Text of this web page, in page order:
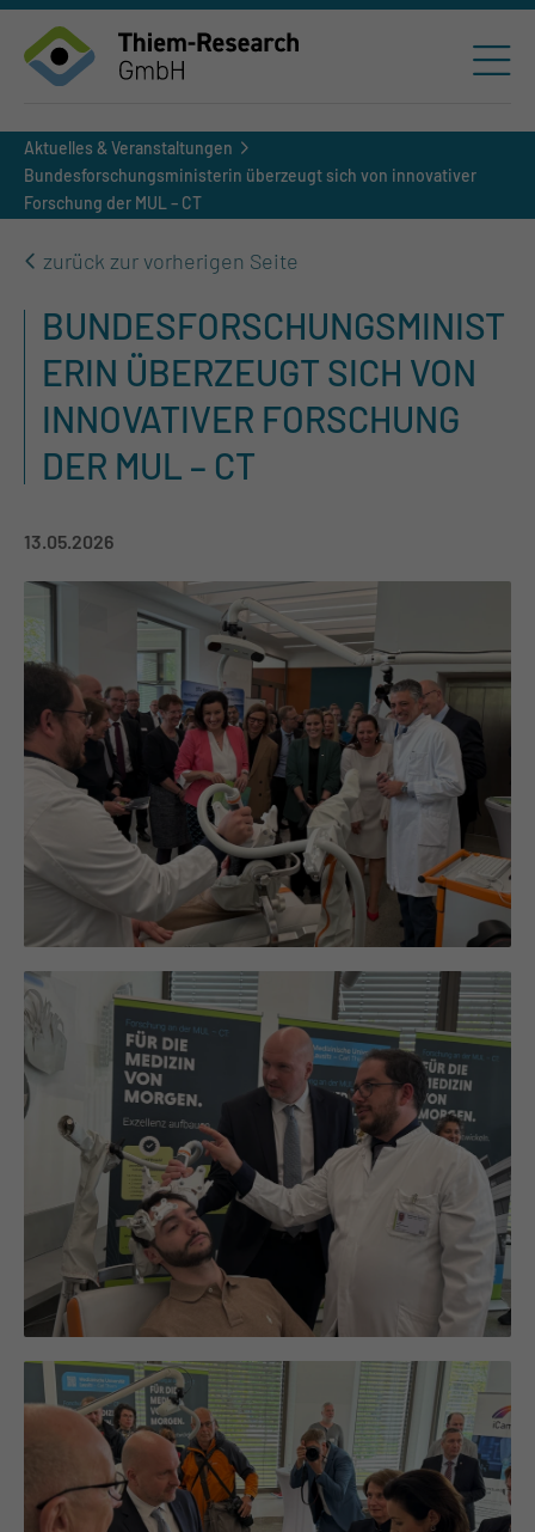
Aktuelles & Veranstaltungen
Bundesforschungsministerin überzeugt sich von innovativer
Forschung der MUL – CT
zurück zur vorherigen Seite
BUNDESFORSCHUNGSMINIST
ERIN ÜBERZEUGT SICH VON
INNOVATIVER FORSCHUNG
DER MUL – CT
13.05.2026